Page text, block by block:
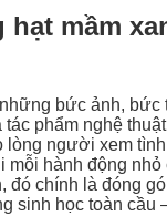
hạt mầm
bức ảnh, bức
phẩm nghệ
lòng người xem
mỗi hành động
đó chính là đóng
sinh học toàn